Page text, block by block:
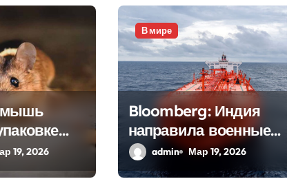
мышь
19, 2026
В мире
Bloomberg: Индия
направила военные
корабли к
Ормузскому проливу
admin Мар 19, 2026